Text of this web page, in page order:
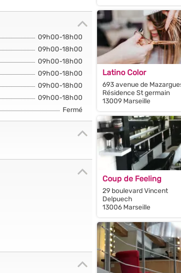
09h00-18h00
09h00-18h00
09h00-18h00
09h00-18h00
09h00-18h00
09h00-18h00
Fermé
Latino Color
693 avenue de
Résidence St germain
13009 Marseille
Coup de Feeling
29 boulevard Vincent
Delpuech
13006 Marseille